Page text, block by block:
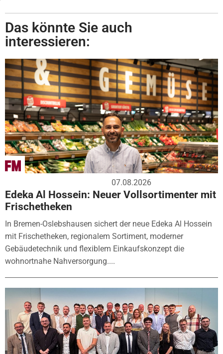
Das könnte Sie auch
interessieren:
07.08.2026
Edeka Al Hossein: Neuer Vollsortimenter mit
Frischetheken
In Bremen-Oslebshausen sichert der neue Edeka Al Hossein
mit Frischetheken, regionalem Sortiment, moderner
Gebäudetechnik und flexiblem Einkaufskonzept die
wohnortnahe Nahversorgung....